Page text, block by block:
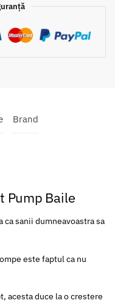
Brand
Pump Baile
ca sanii dumneavoastra sa
este faptul ca nu
acesta duce la o crestere